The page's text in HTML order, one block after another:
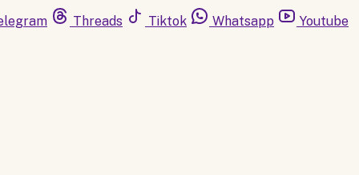
Threads Tiktok Whatsapp Youtube